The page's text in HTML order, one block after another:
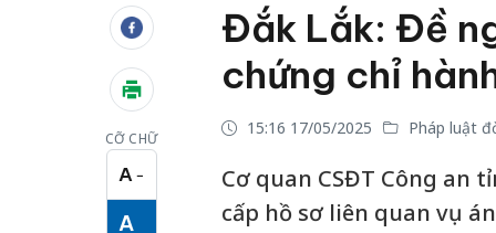
CỠ CHỮ
A −
Cỡ chữ nhỏ
A
Đắk Lắk: Đề
chứng chỉ
15:16 17/05/2025 Pháp luật
Cơ quan CSĐT Công an
cấp hồ sơ liên quan vụ